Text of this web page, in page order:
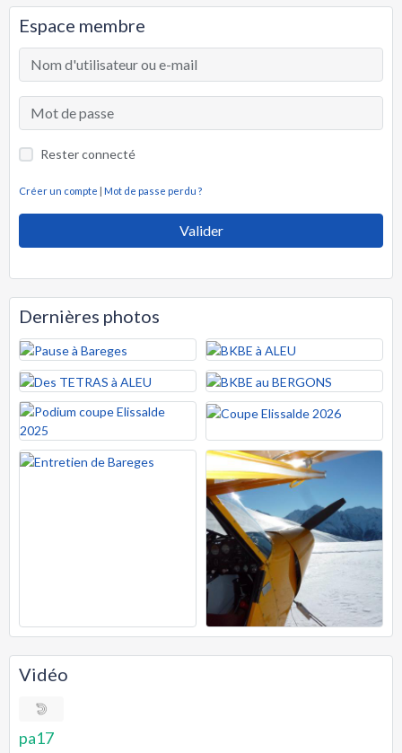
Espace membre
Rester connecté
Créer un compte | Mot de passe perdu ?
Valider
Dernières photos
Vidéo
pa17